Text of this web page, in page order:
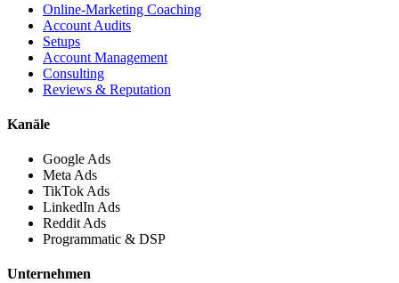
Online-Marketing Coaching
Account Audits
Setups
Account Management
Consulting
Reviews & Reputation
Kanäle
Google Ads
Meta Ads
TikTok Ads
LinkedIn Ads
Reddit Ads
Programmatic & DSP
Unternehmen